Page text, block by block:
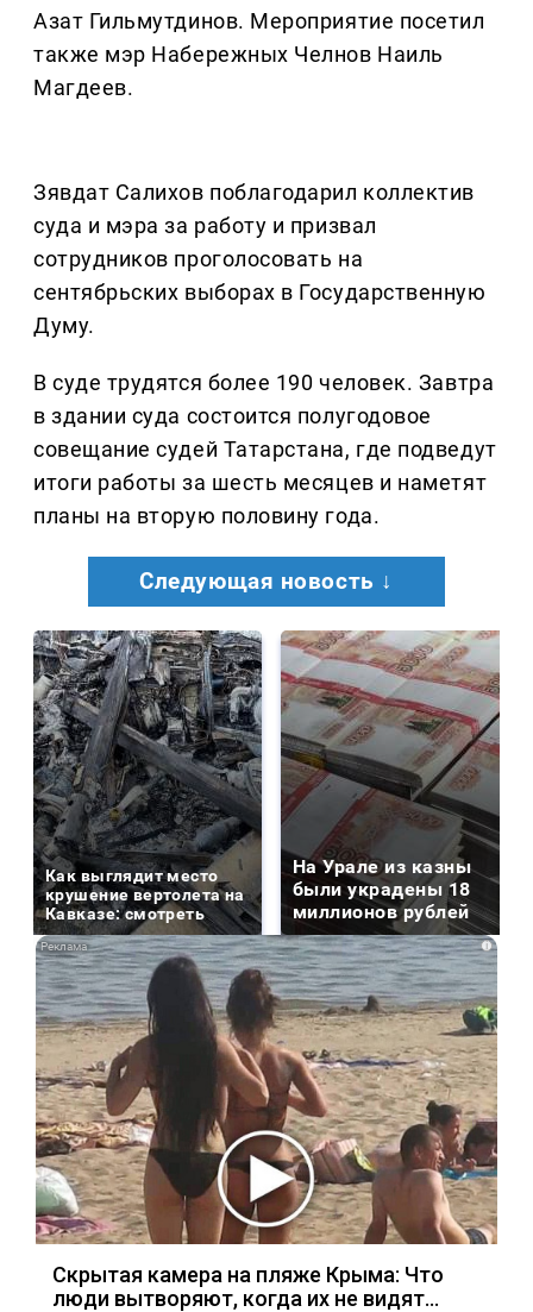
Азат Гильмутдинов. Мероприятие посетил
также мэр Набережных Челнов Наиль
Магдеев.
Зявдат Салихов поблагодарил коллектив
суда и мэра за работу и призвал
сотрудников проголосовать на
сентябрьских выборах в Государственную
Думу.
В суде трудятся более 190 человек. Завтра
в здании суда состоится полугодовое
совещание судей Татарстана, где подведут
итоги работы за шесть месяцев и наметят
планы на вторую половину года.
Следующая новость ↓
Как выглядит место
крушение вертолета на
Кавказе: смотреть
На Урале из казны
были украдены 18
миллионов рублей
i
Скрытая камера на пляже Крыма: Что
люди вытворяют, когда их не видят...